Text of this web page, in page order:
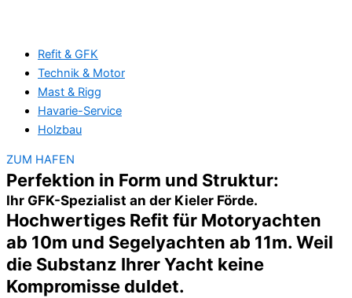
Refit & GFK
Technik & Motor
Mast & Rigg
Havarie-Service
Holzbau
ZUM HAFEN
Perfektion in Form und Struktur:
Ihr GFK-Spezialist an der Kieler Förde.
Hochwertiges Refit für Motoryachten
ab 10m und Segelyachten ab 11m. Weil
die Substanz Ihrer Yacht keine
Kompromisse duldet.